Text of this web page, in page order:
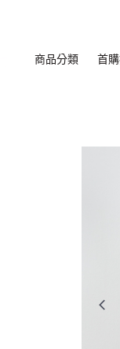
商品分類 首